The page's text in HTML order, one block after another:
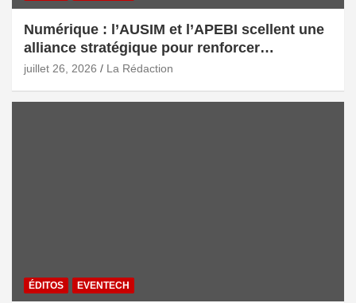
Numérique : l’AUSIM et l’APEBI scellent une
alliance stratégique pour renforcer
l’écosystème digital marocain
juillet 26, 2026 La Rédaction
ÉDITOS EVENTECH